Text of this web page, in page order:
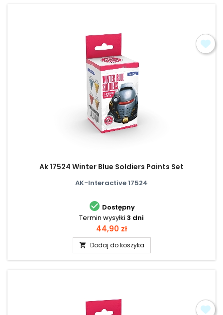
Ak 17524 Winter Blue Soldiers Paints Set
AK-Interactive 17524
 Dostępny
Termin wysyłki 3 dni
Cena
44,90 zł
 Dodaj do koszyka